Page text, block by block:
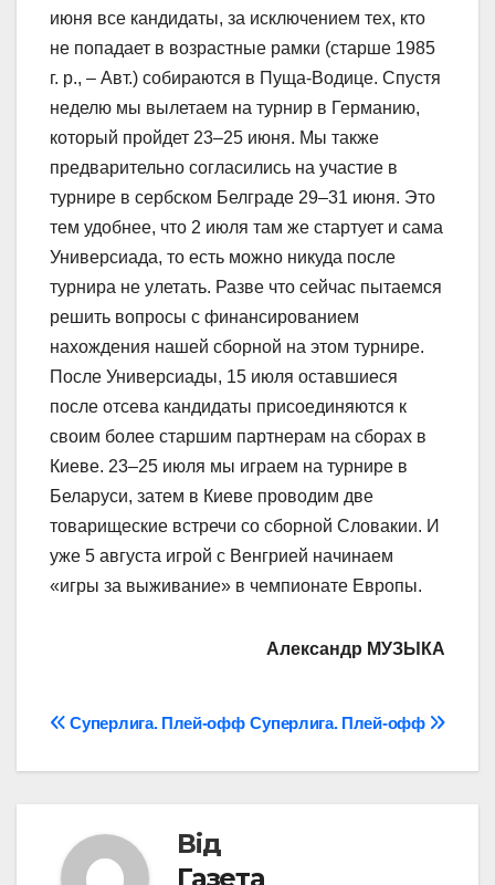
июня все кандидаты, за исключением тех, кто
не попадает в возрастные рамки (старше 1985
г. р., – Авт.) собираются в Пуща-Водице. Спустя
неделю мы вылетаем на турнир в Германию,
который пройдет 23–25 июня. Мы также
предварительно согласились на участие в
турнире в сербском Белграде 29–31 июня. Это
тем удобнее, что 2 июля там же стартует и сама
Универсиада, то есть можно никуда после
турнира не улетать. Разве что сейчас пытаемся
решить вопросы с финансированием
нахождения нашей сборной на этом турнире.
После Универсиады, 15 июля оставшиеся
после отсева кандидаты присоединяются к
своим более старшим партнерам на сборах в
Киеве. 23–25 июля мы играем на турнире в
Беларуси, затем в Киеве проводим две
товарищеские встречи со сборной Словакии. И
уже 5 августа игрой с Венгрией начинаем
«игры за выживание» в чемпионате Европы.
Александр МУЗЫКА
Навігація
записів
Суперлига. Плей-офф
Суперлига. Плей-офф
Від
Газета